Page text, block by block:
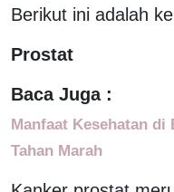
Berikut ini adalah
Prostat
Baca Juga :
Manfaat Kesehatan di
Tahan Marah